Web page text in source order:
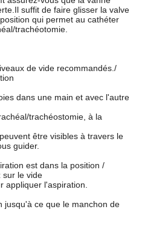
suffit de faire glisser la valve
qui permet au cathéter
trachéotomie.
de vide recommandés./
dans une main et avec l'autre
trachéostomie, à la
être visibles à travers le
guider.
est dans la position /
sur le vide
appliquer l'aspiration.
jusqu'à ce que le manchon de